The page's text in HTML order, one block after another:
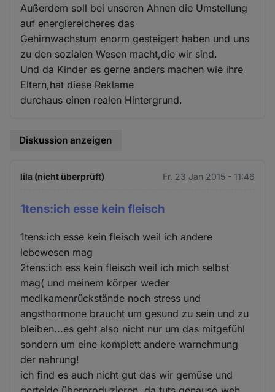
Außerdem soll bei unseren Ahnen die Umstellung
auf energiereicheres das
Gehirnwachstum enorm gesteigert haben und uns
zu den sozialen Wesen macht,die wir sind.
Und da Kinder es gerne anders machen wie ihre
Eltern,hat diese Reklame
durchaus einen realen Hintergrund.
Diskussion anzeigen
lila (nicht überprüft) Fr. 23 Jan 2015 - 11:46
1tens:ich esse kein fleisch
1tens:ich esse kein fleisch weil ich andere
lebewesen mag
2tens:ich ess kein fleisch weil ich mich selbst
mag( und meinem körper weder
medikamenrückstände noch stress und
angsthormone braucht um gesund zu sein und zu
bleiben...es geht also nicht nur um das mitgefühl
sondern um eine komplett andere warnehmung
der nahrung!
ich find es auch nicht gut das wir gemüse und